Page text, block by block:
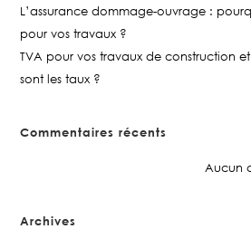
L’assurance dommage-ouvrage :
pour vos travaux ?
TVA pour vos travaux de construction
sont les taux ?
Commentaires récents
Aucun
Archives